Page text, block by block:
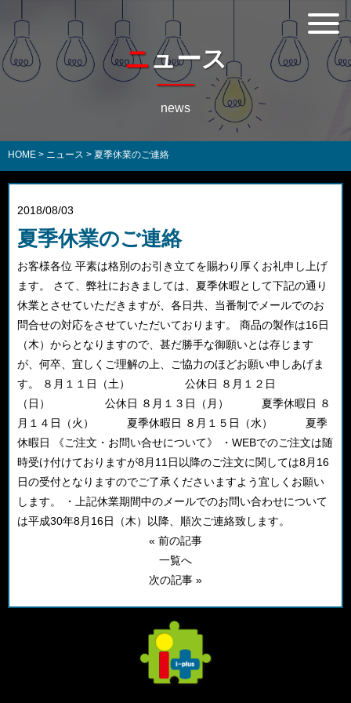
ニュース
news
HOME > ニュース > 夏季休業のご連絡
2018/08/03
夏季休業のご連絡
お客様各位 平素は格別のお引き立てを賜わり厚くお礼申し上げ
ます。 さて、弊社におきましては、夏季休暇として下記の通り
休業とさせていただきますが、各日共、当番制でメールでのお
問合せの対応をさせていただいております。 商品の製作は16日
（木）からとなりますので、甚だ勝手な御願いとは存じます
が、何卒、宜しくご理解の上、ご協力のほどお願い申しあげま
す。 ８月１１日（土） 公休日 ８月１２日
（日） 公休日 ８月１３日（月） 夏季休暇日 ８
月１４日（火） 夏季休暇日 ８月１５日（水） 夏季
休暇日 《ご注文・お問い合せについて》 ・WEBでのご注文は随
時受け付けておりますが8月11日以降のご注文に関しては8月16
日の受付となりますのでご了承くださいますよう宜しくお願い
します。 ・上記休業期間中のメールでのお問い合わせについて
は平成30年8月16日（木）以降、順次ご連絡致します。
« 前の記事
一覧へ
次の記事 »